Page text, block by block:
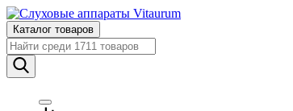
Каталог товаров